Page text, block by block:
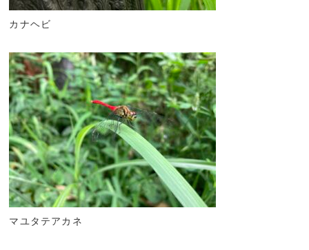
カナヘビ
マユタテアカネ